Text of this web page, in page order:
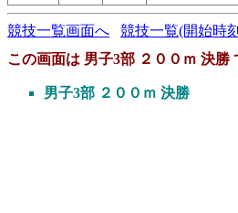
競技一覧画面へ 競技一覧(開始時
この画面は 男子3部 ２００ｍ 決勝
男子3部 ２００ｍ 決勝